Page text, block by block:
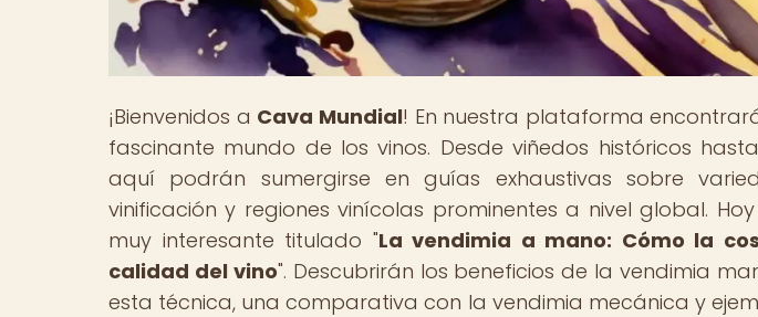
¡Bienvenidos a Cava Mundial! En nuestra plataforma
fascinante mundo de los vinos. Desde viñedos históricos
aquí podrán sumergirse en guías exhaustivas sobre
vinificación y regiones vinícolas prominentes a nivel global.
muy interesante titulado "La vendimia a mano: Cómo la
calidad del vino". Descubrirán los beneficios de la vendimia
esta técnica, una comparativa con la vendimia mecánica y